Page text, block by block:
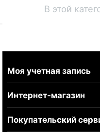
В этой
Моя учетная запись
Интернет-магазин
Покупательский